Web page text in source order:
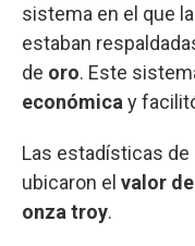
sistema en el que
estaban
de oro. Este
económica y
Las estadísticas
ubicaron el valor
onza troy.